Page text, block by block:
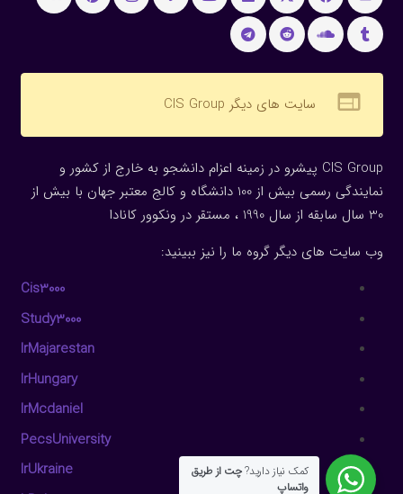
web سایت های دیگر CIS Group
CIS Group پیشرو در زمینه اعزام دانشجو به خارج از کشور و
نمایندگی رسمی بیش از 100 دانشگاه و کالج معتبر جهان با بیش از
30 سال سابقه از سال 1990 ، مستقر در ونکوور کانادا
وب سایت های دیگر گروه ما را نیز ببینید:
Cis3000
Study3000
IrMajarestan
IrHungary
IrMcdaniel
PecsUniversity
IrUkraine
کمک نیاز دارید?چت از طریق
واتساپ